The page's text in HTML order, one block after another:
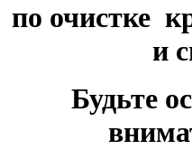
по очистке
и
Будьте